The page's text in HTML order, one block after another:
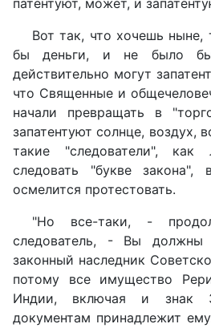
патентуют, может, и
Вот так, что хочешь ныне,
бы деньги, и не было
действительно могут
что Священные и
начали превращать в
запатентуют солнце, воздух,
такие "следователи", как
следовать "букве
осмелится протестовать.
"Но все-таки, -
следователь, - Вы должны
законный наследник
потому все имущество
Индии, включая и знак
документам принадлежит